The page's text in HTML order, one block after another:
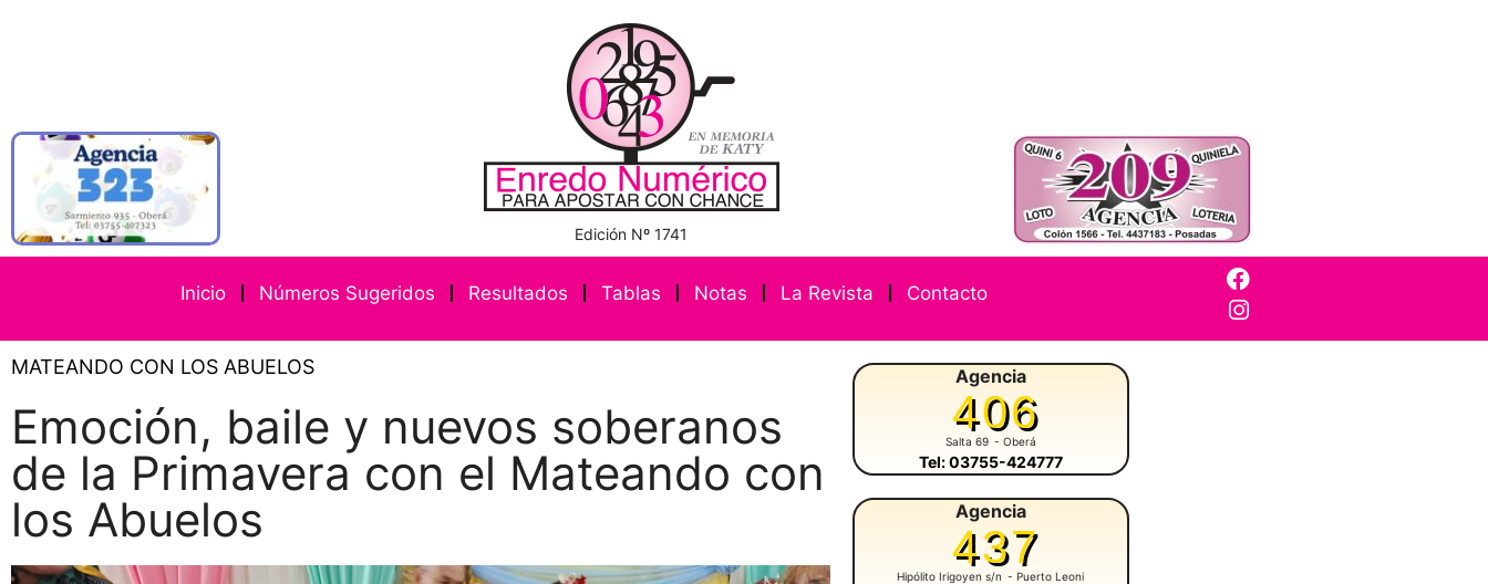
Edición Nº 1741
Inicio Números Sugeridos Resultados Tablas Notas La Revista Contacto
MATEANDO CON LOS ABUELOS
Emoción, baile y nuevos soberanos
de la Primavera con el Mateando con
los Abuelos
Agencia
406
Salta 69 - Oberá
Tel: 03755-424777
Agencia
437
Hipólito Irigoyen s/n - Puerto Leoni